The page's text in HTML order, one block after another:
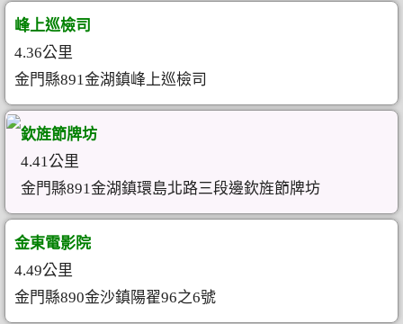
峰上巡檢司
4.36公里
金門縣891金湖鎮峰上巡檢司
欽旌節牌坊
4.41公里
金門縣891金湖鎮環島北路三段邊欽旌節牌坊
金東電影院
4.49公里
金門縣890金沙鎮陽翟96之6號